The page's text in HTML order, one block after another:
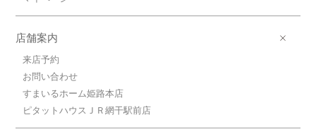
店舗案内
来店予約
お問い合わせ
すまいるホーム姫路本店
ピタットハウスＪＲ網干駅前店